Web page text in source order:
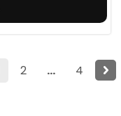
2 ... 4